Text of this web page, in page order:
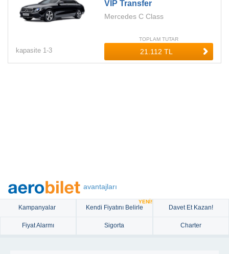
VIP Transfer
Mercedes C Class
kapasite 1-3
TOPLAM TUTAR
avantajları
Kampanyalar Kendi Fiyatını Belirle
YENİ!
Davet Et Kazan!
Fiyat Alarmı Sigorta Charter